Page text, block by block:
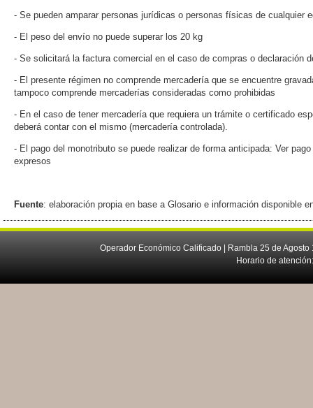
- Se pueden amparar personas jurídicas o personas físicas de cualquier
- El peso del envío no puede superar los 20 kg
- Se solicitará la factura comercial en el caso de compras o declaración
- El presente régimen no comprende mercadería que se encuentre
tampoco comprende mercaderías consideradas como prohibidas
- En el caso de tener mercadería que requiera un trámite o certificado
deberá contar con el mismo (mercadería controlada).
- El pago del monotributo se puede realizar de forma anticipada: Ver
expresos
Fuente: elaboración propia en base a Glosario e información disponible
Operador Económico Calificado | Rambla 25 de
Horario de